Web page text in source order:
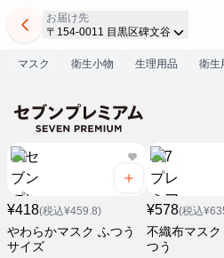
お届け先
〒154-0011 目黒区碑文谷
マスク 衛生小物 生理用品 衛
¥418(税込¥459.8)
やわらかマスク ふつう
サイズ
¥578(税込
不織布マス
つう